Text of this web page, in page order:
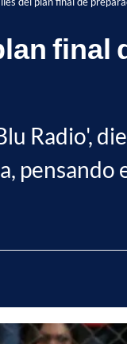
final
Radio',
pensando